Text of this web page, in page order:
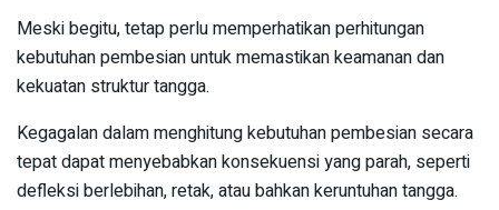
Meski begitu, tetap perlu memperhatikan perhitungan
kebutuhan pembesian untuk memastikan keamanan dan
kekuatan struktur tangga.
Kegagalan dalam menghitung kebutuhan pembesian secara
tepat dapat menyebabkan konsekuensi yang parah, seperti
defleksi berlebihan, retak, atau bahkan keruntuhan tangga.